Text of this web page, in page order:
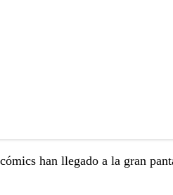
han llegado a la gran